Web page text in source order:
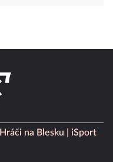
Hráči na Blesku
iSport